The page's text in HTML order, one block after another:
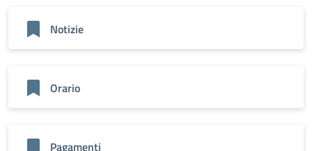
Notizie
Orario
Pagamenti